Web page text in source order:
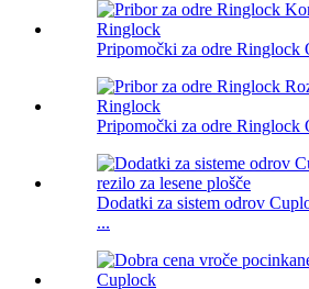
Pripomočki za odre Ringlock
Pripomočki za odre Ringlock
Dodatki za sistem odrov
...